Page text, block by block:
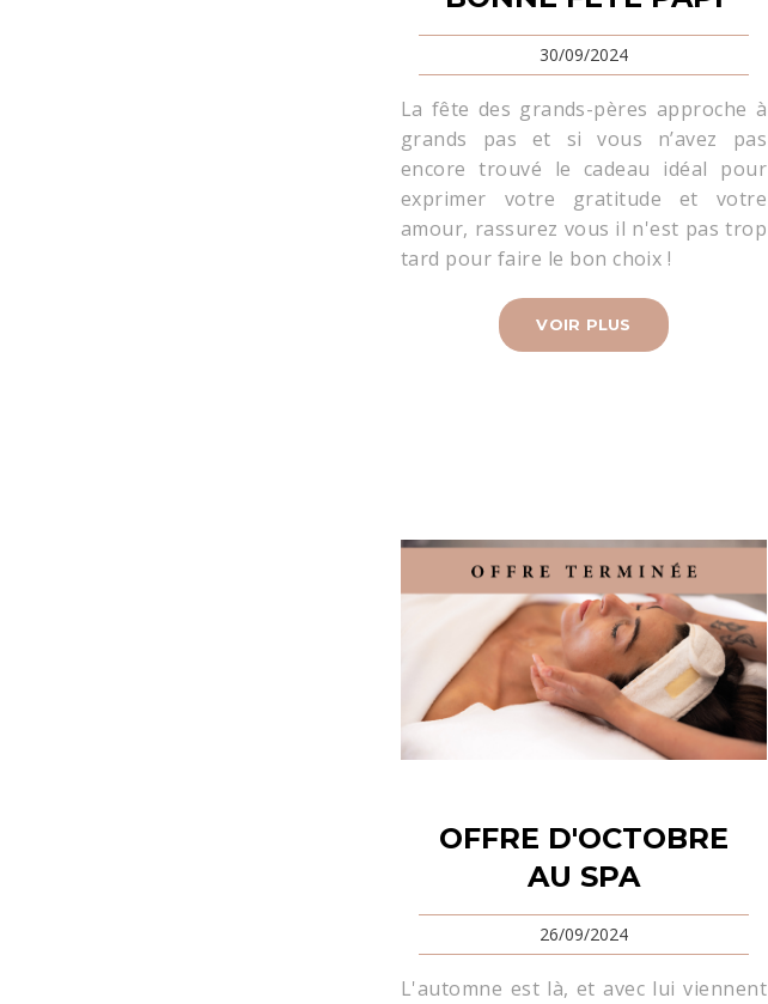
30/09/2024
La fête des grands-pères approche à
grands pas et si vous n’avez pas
encore trouvé le cadeau idéal pour
exprimer votre gratitude et votre
amour, rassurez vous il n'est pas trop
tard pour faire le bon choix !
VOIR PLUS
OFFRE D'OCTOBRE
AU SPA
26/09/2024
L'automne est là, et avec lui viennent